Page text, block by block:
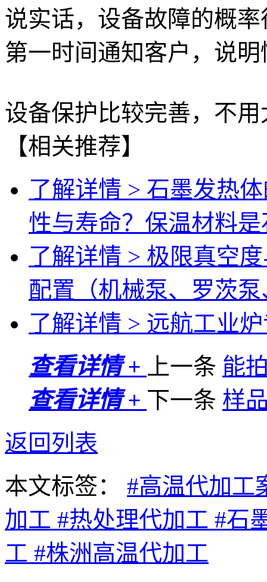
说实话，设备故障的概
第一时间通知客户，说
设备保护比较完善，不
【相关推荐】
了解详情 > 石墨发热
性与寿命？保温材料
了解详情 > 极限真空
配置（机械泵、罗茨
了解详情 > 远航工业
查看详情 +
上一条 能
查看详情 + 下一条 样
返回列表
本文标签： #高温代加工
加工 #热处理代加工 #石
工 #株洲高温代加工